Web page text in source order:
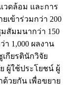
วดล้อม และการ
เข้าร่วมกว่า 200
สัมมนากว่า 150
1,000 ผลงาน
กียรตินักวิจัย
ผู้ใช้ประโยชน์ ผู้
วยกัน เพื่อขยาย